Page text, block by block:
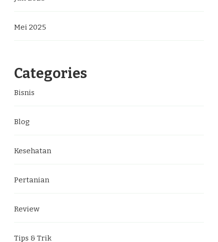
Mei 2025
Categories
Bisnis
Blog
Kesehatan
Pertanian
Review
Tips & Trik